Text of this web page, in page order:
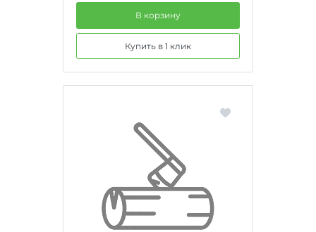
В корзину
Купить в 1 клик